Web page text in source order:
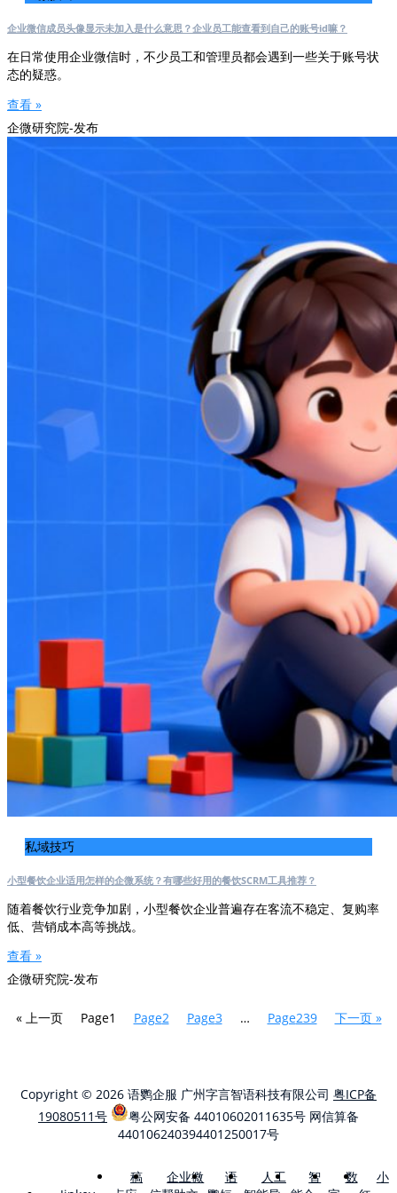
企业微信成员头像显示未加入是什么意思？企业员工能查看到自己的账号id嘛？
在日常使用企业微信时，不少员工和管理员都会遇到一些关于账号状
态的疑惑。
查看 »
企微研究院-发布
私域技巧
小型餐饮企业适用怎样的企微系统？有哪些好用的餐饮SCRM工具推荐？
随着餐饮行业竞争加剧，小型餐饮企业普遍存在客流不稳定、复购率
低、营销成本高等挑战。
查看 »
企微研究院-发布
« 上一页 Page1 Page2 Page3 … Page239 下一页 »
Copyright © 2026 语鹦企服 广州字言智语科技有限公司 粤ICP备
19080511号
粤公网安备 44010602011635号 网信算备
440106240394401250017号
稿
企业微
语
人工
智
数
小